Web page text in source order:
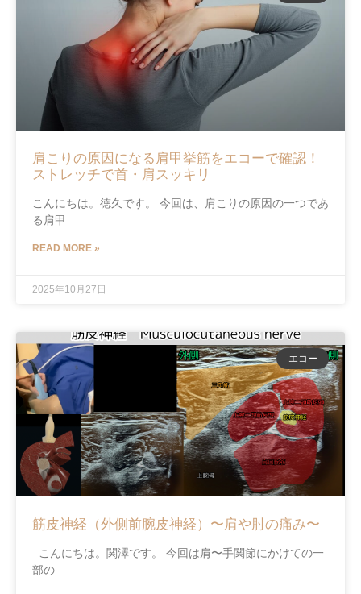
肩こりの原因になる肩甲挙筋をエコーで確認！
ストレッチで首・肩スッキリ
こんにちは。徳久です。 今回は、肩こりの原因の一つであ
る肩甲
READ MORE »
2025年10月27日
エコー
筋皮神経（外側前腕皮神経）〜肩や肘の痛み〜
こんにちは。関澤です。 今回は肩〜手関節にかけての一
部の